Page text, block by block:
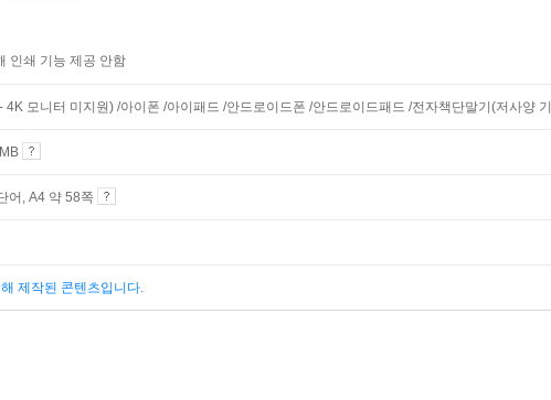
인쇄 기능 제공 안함
4K 모니터 미지원) /아이폰 /아이패드 /안드로이드폰 /안드로이드패드 /전자책단말기(저사양
어, A4 약 58쪽
제작된 콘텐츠입니다.